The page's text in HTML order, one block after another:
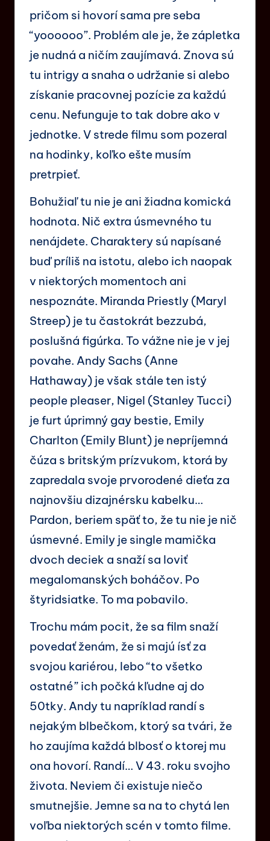
pričom si hovorí sama pre seba
“yoooooo”. Problém ale je, že zápletka
je nudná a ničím zaujímavá. Znova sú
tu intrigy a snaha o udržanie si alebo
získanie pracovnej pozície za každú
cenu. Nefunguje to tak dobre ako v
jednotke. V strede filmu som pozeral
na hodinky, koľko ešte musím
pretrpieť.
Bohužiaľ tu nie je ani žiadna komická
hodnota. Nič extra úsmevného tu
nenájdete. Charaktery sú napísané
buď príliš na istotu, alebo ich naopak
v niektorých momentoch ani
nespoznáte. Miranda Priestly (Maryl
Streep) je tu častokrát bezzubá,
poslušná figúrka. To vážne nie je v jej
povahe. Andy Sachs (Anne
Hathaway) je však stále ten istý
people pleaser, Nigel (Stanley Tucci)
je furt úprimný gay bestie, Emily
Charlton (Emily Blunt) je nepríjemná
čúza s britským prízvukom, ktorá by
zapredala svoje prvorodené dieťa za
najnovšiu dizajnérsku kabelku…
Pardon, beriem späť to, že tu nie je nič
úsmevné. Emily je single mamička
dvoch deciek a snaží sa loviť
megalomanských boháčov. Po
štyridsiatke. To ma pobavilo.
Trochu mám pocit, že sa film snaží
povedať ženám, že si majú ísť za
svojou kariérou, lebo “to všetko
ostatné” ich počká kľudne aj do
50tky. Andy tu napríklad randí s
nejakým blbečkom, ktorý sa tvári, že
ho zaujíma každá blbosť o ktorej mu
ona hovorí. Randí… V 43. roku svojho
života. Neviem či existuje niečo
smutnejšie. Jemne sa na to chytá len
voľba niektorých scén v tomto filme.